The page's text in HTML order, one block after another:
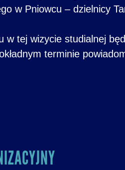
w Pniowcu – dzielnicy
w tej wizycie studialnej
terminie